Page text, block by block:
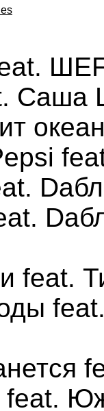
Саша
feat.
feat.